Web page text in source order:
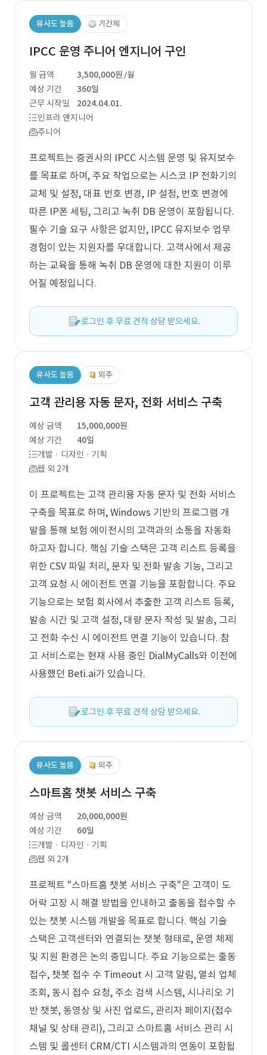
유사도 높음 기간제
IPCC 운영 주니어 엔지니어 구인
월 금액 3,500,000원 /월
예상 기간
360일
근무 시작일
2024.04.01.
인프라 엔지니어
주니어
프로젝트는 증권사의 IPCC 시스템 운영 및 유지보수
를 목표로 하며, 주요 작업으로는 시스코 IP 전화기의
교체 및 설정, 대표 번호 변경, IP 설정, 번호 변경에
따른 IP폰 세팅, 그리고 녹취 DB 운영이 포함됩니다.
필수 기술 요구 사항은 없지만, IPCC 유지보수 업무
경험이 있는 지원자를 우대합니다. 고객사에서 제공
하는 교육을 통해 녹취 DB 운영에 대한 지원이 이루
어질 예정입니다.
로그인 후 무료 견적 상담 받으세요.
유사도 높음 외주
고객 관리용 자동 문자, 전화 서비스 구축
예상 금액
15,000,000원
예상 기간
40일
개발 · 디자인 · 기획
웹 외 2개
이 프로젝트는 고객 관리용 자동 문자 및 전화 서비스
구축을 목표로 하며, Windows 기반의 프로그램 개
발을 통해 보험 에이전시의 고객과의 소통을 자동화
하고자 합니다. 핵심 기술 스택은 고객 리스트 등록을
위한 CSV 파일 처리, 문자 및 전화 발송 기능, 그리고
고객 요청 시 에이전트 연결 기능을 포함합니다. 주요
기능으로는 보험 회사에서 추출한 고객 리스트 등록,
발송 시간 및 고객 설정, 대량 문자 작성 및 발송, 그리
고 전화 수신 시 에이전트 연결 기능이 있습니다. 참
고 서비스로는 현재 사용 중인 DialMyCalls와 이전에
사용했던 Beti.ai가 있습니다.
로그인 후 무료 견적 상담 받으세요.
유사도 높음 외주
스마트홈 챗봇 서비스 구축
예상 금액
20,000,000원
예상 기간
60일
개발 · 디자인 · 기획
웹 외 2개
프로젝트 "스마트홈 챗봇 서비스 구축"은 고객이 도
어락 고장 시 해결 방법을 안내하고 출동을 접수할 수
있는 챗봇 시스템 개발을 목표로 합니다. 핵심 기술
스택은 고객센터와 연결되는 챗봇 형태로, 운영 체제
및 지원 환경은 논의 중입니다. 주요 기능으로는 출동
접수, 챗봇 접수 수 Timeout 시 고객 알림, 열쇠 업체
조회, 동시 접수 요청, 주소 검색 시스템, 시나리오 기
반 챗봇, 동영상 및 사진 업로드, 관리자 페이지(접수
채널 및 상태 관리), 그리고 스마트홈 서비스 관리 시
스템 및 콜센터 CRM/CTI 시스템과의 연동이 포함됩